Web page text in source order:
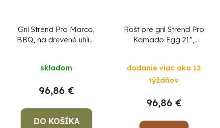
Gril Strend Pro Marco,
BBQ, na drevené uhlie,
skladom
96,86 €
DO KOŠÍKA
Rošt pre gril Strend Pro
Kamado Egg 21",
dodanie viac ako 12
týždňov
96,86 €